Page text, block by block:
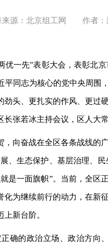
来源：北京组工网 作者：
优一先”表彰大会，表彰北
同志为核心的党中央周
头、更扎实的作风、更
张若冰主持会议，区人大
向奋战在全区各条战线
、生态保护、基层治理、
是一面旗帜”。当前，全
为继续前行的动力，在
新台阶。
确的政治立场、政治方向